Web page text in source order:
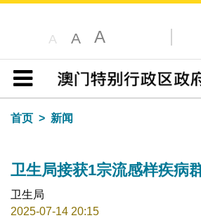
A A A
目录
首页
新闻
卫生局接获1宗流感样疾病
卫生局
2025-07-14 20:15